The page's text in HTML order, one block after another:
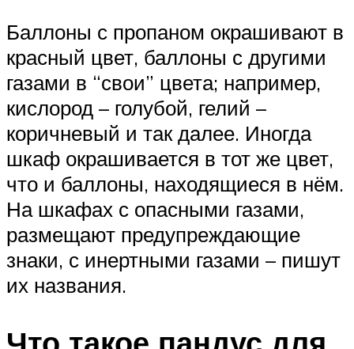
Баллоны с пропаном окрашивают в
красный цвет, баллоны с другими
газами в “свои” цвета; например,
кислород – голубой, гелий –
коричневый и так далее. Иногда
шкаф окрашивается в тот же цвет,
что и баллоны, находящиеся в нём.
На шкафах с опасными газами,
размещают предупреждающие
знаки, с инертными газами – пишут
их названия.